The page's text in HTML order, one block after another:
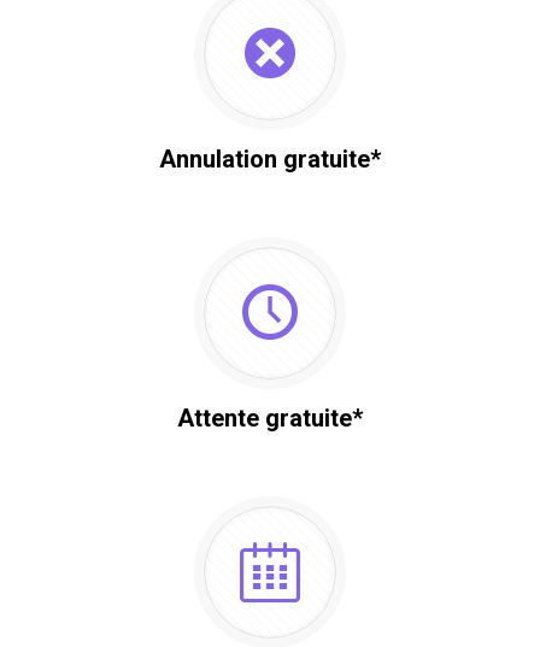
Annulation gratuite*
Attente gratuite*